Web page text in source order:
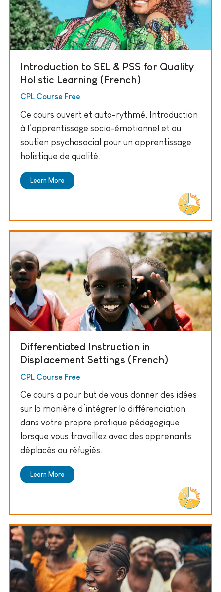
Introduction to SEL & PSS for Quality
Holistic Learning (French)
CPL Course Free
Ce cours ouvert et auto-rythmé, Introduction
à l’apprentissage socio-émotionnel et au
soutien psychosocial pour un apprentissage
holistique de qualité.
Learn More
Differentiated Instruction in
Displacement Settings (French)
CPL Course Free
Ce cours a pour but de vous donner des idées
sur la manière d’intégrer la différenciation
dans votre propre pratique pédagogique
lorsque vous travaillez avec des apprenants
déplacés ou réfugiés.
Learn More